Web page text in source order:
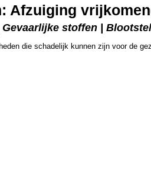
Afzuiging
stoffen |
die schadelijk kunnen zijn voor de